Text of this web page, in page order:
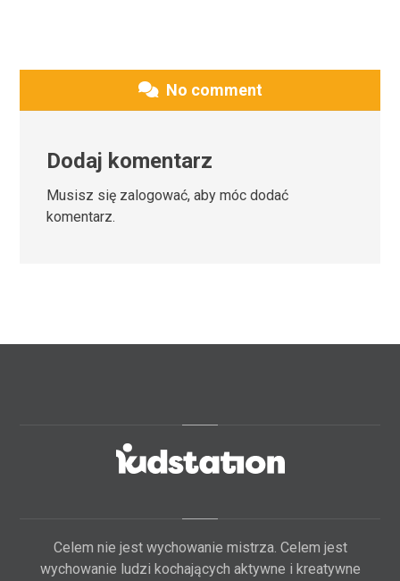
No comment
Dodaj komentarz
Musisz się zalogować, aby móc dodać
komentarz.
Celem nie jest wychowanie mistrza. Celem jest
wychowanie ludzi kochających aktywne i kreatywne